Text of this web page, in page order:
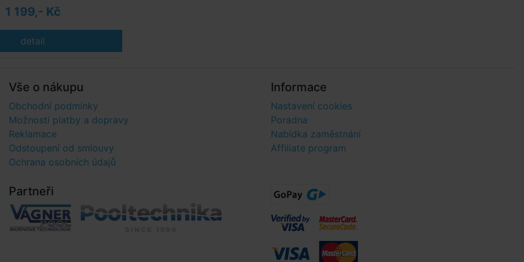
1 199,- Kč
detail
Vše o nákupu
Obchodní podmínky
Možnosti platby a dopravy
Reklamace
Odstoupení od smlouvy
Ochrana osobních údajů
Informace
Nastavení cookies
Poradna
Nabídka zaměstnání
Affiliate program
Partneři